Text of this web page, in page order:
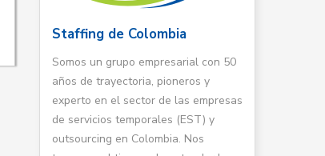
Staffing de Colombia
Somos un grupo empresarial con 50
años de trayectoria, pioneros y
experto en el sector de las empresas
de servicios temporales (EST) y
outsourcing en Colombia. Nos